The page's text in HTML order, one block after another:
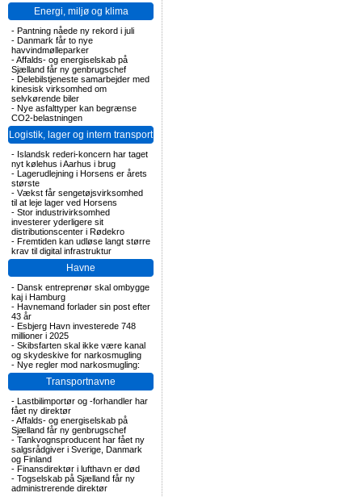
Energi, miljø og klima
- Pantning nåede ny rekord i juli
- Danmark får to nye
havvindmølleparker
-Affalds- og energiselskab på
Sjælland får ny genbrugschef
- Delebilstjeneste samarbejder med
kinesisk virksomhed om
selvkørende biler
- Nye asfalttyper kan begrænse
CO2-belastningen
Logistik, lager og intern transport
- Islandsk rederi-koncern har taget
nyt kølehus i Aarhus i brug
- Lagerudlejning i Horsens er årets
største
- Vækst får sengetøjsvirksomhed
til at leje lager ved Horsens
- Stor industrivirksomhed
investerer yderligere sit
distributionscenter i Rødekro
- Fremtiden kan udløse langt større
krav til digital infrastruktur
Havne
- Dansk entreprenør skal ombygge
kaj i Hamburg
- Havnemand forlader sin post efter
43 år
- Esbjerg Havn investerede 748
millioner i 2025
- Skibsfarten skal ikke være kanal
og skydeskive for narkosmugling
- Nye regler mod narkosmugling:
Transportnavne
- Lastbilimportør og -forhandler har
fået ny direktør
-Affalds- og energiselskab på
Sjælland får ny genbrugschef
- Tankvognsproducent har fået ny
salgsrådgiver i Sverige, Danmark
og Finland
- Finansdirektør i lufthavn er død
- Togselskab på Sjælland får ny
administrerende direktør